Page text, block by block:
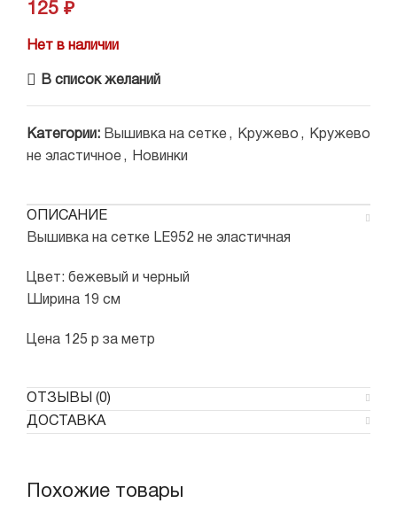
125 ₽
Нет в наличии
В список желаний
Категории: Вышивка на сетке , Кружево ,
Кружево
не эластичное , Новинки
ОПИСАНИЕ
Вышивка на сетке LE952 не эластичная
Цвет: бежевый и черный
Ширина 19 см
Цена 125 р за метр
ОТЗЫВЫ (0)
ДОСТАВКА
Похожие товары